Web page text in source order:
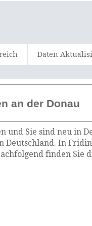
Daten
an der Donau
und Sie sind neu in
In
finden Sie